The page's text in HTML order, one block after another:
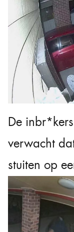
De
verwacht
stuiten op